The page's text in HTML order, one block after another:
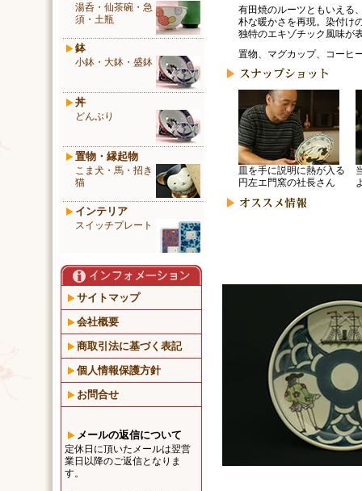
湯呑・仙茶碗・急
須・土瓶
鉢
小鉢・大鉢・盛鉢
丼
どんぶり
置物・縁起物
こま犬・馬・招き
猫
インテリア
スイッチプレート
サイトマップ
会社概要
商取引法に基づく表記
個人情報保護方針
お問合せ
メールの返信について
定休日に頂いたメールは翌営
業日以降のご返信となりま
す。
有田焼のルーツともいえる
朴な暖かさを再現。染付け
独特のエキゾチック風味が
置物、マグカップ、コーヒ
皿を手に説明に熱が入る
円左エ門窯の社長さん